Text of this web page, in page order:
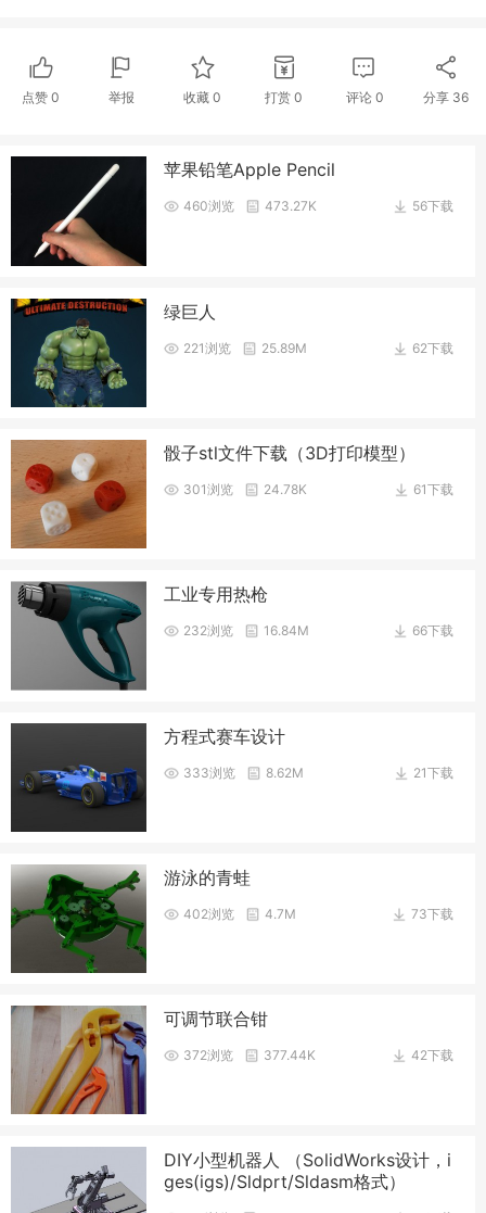
点赞 0 举报 收藏0 打赏 0 评论 0 分享 36
苹果铅笔Apple Pencil
56下载
460浏览 473.27K
绿巨人
62下载
221浏览 25.89M
骰子stl文件下载（3D打印模型）
61下载
301浏览 24.78K
工业专用热枪
66下载
232浏览 16.84M
方程式赛车设计
21下载
333浏览 8.62M
游泳的青蛙
73下载
402浏览 4.7M
可调节联合钳
42下载
372浏览 377.44K
DIY小型机器人 （SolidWorks设计，i
ges(igs)/Sldprt/Sldasm格式）